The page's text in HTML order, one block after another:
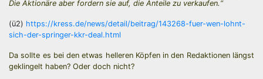
Die Aktionäre aber fordern sie auf, die Anteile zu verkaufen.“
(ü2) https://kress.de/news/detail/beitrag/143268-fuer-wen-lohnt-
sich-der-springer-kkr-deal.html
Da sollte es bei den etwas helleren Köpfen in den Redaktionen längst
geklingelt haben? Oder doch nicht?